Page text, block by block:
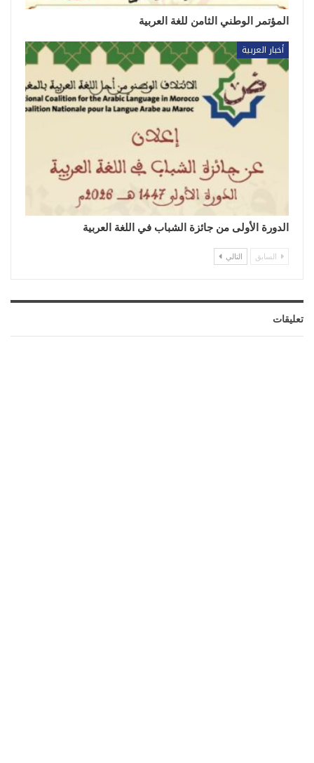
المؤتمر الوطني الثامن للغة العربية
أخبار العربية
الدورة الأولى من جائزة الشباب في اللغة العربية
السابق التالي
تعليقات